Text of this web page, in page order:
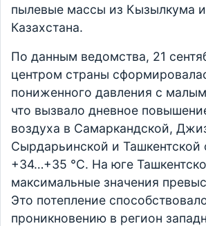
пылевые массы из Кызылкума
Казахстана.
По данным ведомства, 21
центром страны
пониженного давления с
что вызвало дневное
воздуха в Самаркандской,
Сырдарьинской и Ташкентской
+34…+35 °C. На юге
максимальные значения
Это потепление
проникновению в регион